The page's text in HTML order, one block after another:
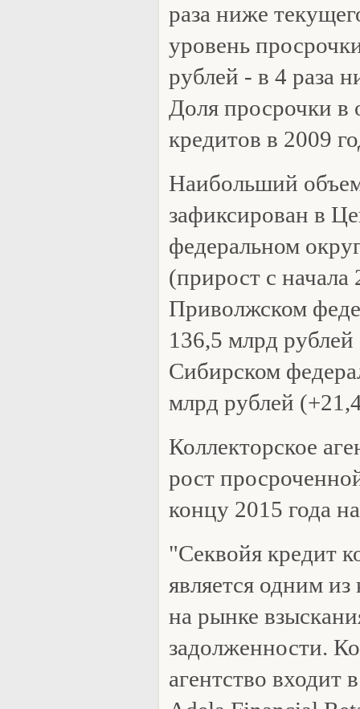
раза ниже
уровень
рублей - в 4 раза
Доля просрочки
кредитов в 2009
Наибольший
зафиксирован в
федеральном
(прирост с начала
Приволжском
136,5 млрд
Сибирском
млрд рублей
Коллекторское
рост
концу 2015 года
"Секвойя кредит
является одним
на рынке
задолженности.
агентство входит